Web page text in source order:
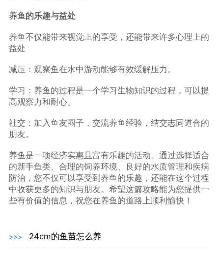
养鱼的乐趣与益处
养鱼不仅能带来视觉上的享受，还能带来许多心理上的
益处
减压：观察鱼在水中游动能够有效缓解压力。
学习：养鱼的过程是一个学习生物知识的过程，可以提
高观察力和耐心。
社交：加入鱼友圈子，交流养鱼经验，结交志同道合的
朋友。
养鱼是一项经济实惠且富有乐趣的活动。通过选择适合
的新手鱼类、合理的饲养环境、良好的水质管理和疾病
防治，您不仅可以享受到养鱼的乐趣，还能在这个过程
中收获更多的知识与朋友。希望这篇攻略能为您提供一
些有价值的信息，祝您在养鱼的道路上顺利愉快！
>>> 24cm的鱼苗怎么养